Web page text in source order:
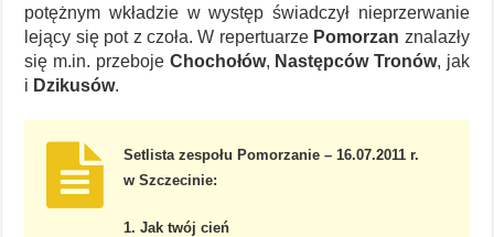
potężnym wkładzie w występ świadczył nieprzerwanie
lejący się pot z czoła. W repertuarze Pomorzan znalazły
się m.in. przeboje Chochołów, Następców Tronów, jak
i Dzikusów.
Setlista zespołu Pomorzanie – 16.07.2011 r.
w Szczecinie:
1. Jak twój cień